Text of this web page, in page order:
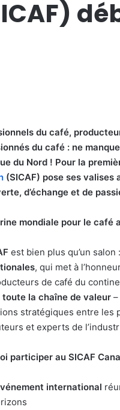
du café,
du café : ne
du Nord ! Pour la
(SICAF) pose ses valises
d’échange et de
mondiale pour le café
est bien plus qu’un salon
, qui met à
de café du
toute la chaîne de valeur
stratégiques entre les
et experts de
participer au SICAF
international